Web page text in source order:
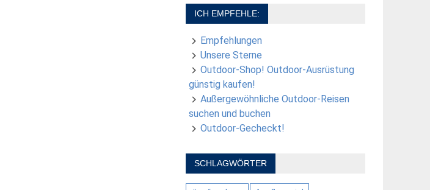
ICH EMPFEHLE:
Empfehlungen
Unsere Sterne
Outdoor-Shop! Outdoor-Ausrüstung
günstig kaufen!
Außergewöhnliche Outdoor-Reisen
suchen und buchen
Outdoor-Gecheckt!
SCHLAGWÖRTER